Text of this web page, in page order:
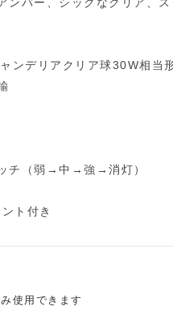
ンデリアクリア球30W相当
チ（弱→中→強→消灯）
ト付き
使用できます